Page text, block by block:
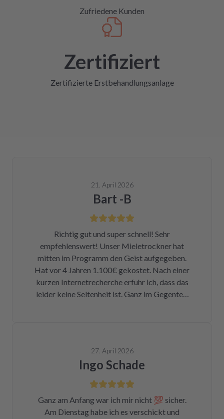
Zufriedene Kunden
Zertifiziert
Zertifizierte Erstbehandlungsanlage
21. April 2026
Bart -B
Richtig gut und super schnell! Sehr
empfehlenswert! Unser Mieletrockner hat
mitten im Programm den Geist aufgegeben.
Hat vor 4 Jahren 1.100€ gekostet. Nach einer
kurzen Internetrecherche erfuhr ich, dass das
leider keine Seltenheit ist. Ganz im Gegenteil.
Modell und Fehler eingegeben und dann hatte
ich die Wahl, eine refurbished Platine für
139€ zu kaufen oder meine kaputte Platine
einzusenden und für 99€ reparieren zu lassen.
Der Ausbau war kein Hexenwerk. Ein paar
Fotos für den Wiedereinbau gemacht. Eine
27. April 2026
Ingo Schade
Ganz am Anfang war ich mir nicht 💯 sicher.
Am Dienstag habe ich es verschickt und